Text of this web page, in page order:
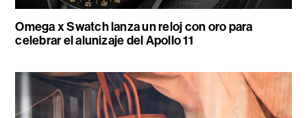
Omega x Swatch lanza un reloj con oro para
celebrar el alunizaje del Apollo 11